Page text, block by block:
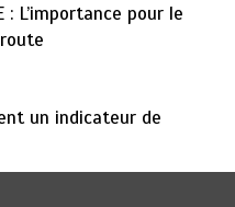
: L’importance pour le
un indicateur de
Le Togo ouvre la voie pour
et de la